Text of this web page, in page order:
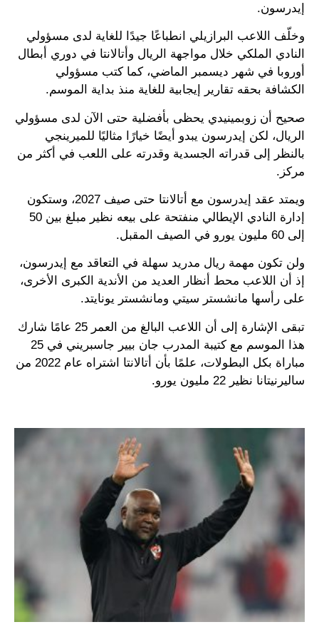
إيدرسون.
وخلّف اللاعب البرازيلي انطباعًا جيدًا للغاية لدى مسؤولي
النادي الملكي خلال مواجهة الريال وأتالانتا في دوري أبطال
أوروبا في شهر ديسمبر الماضي، كما كتب مسؤولي
الكشافة بحقه تقارير إيجابية للغاية منذ بداية الموسم.
صحيح أن زوبمينيدي يحظى بأفضلية حتى الآن لدى مسؤولي
الريال، لكن إيدرسون يبدو أيضًا خيارًا مثاليًا للميرينجي
بالنظر إلى قدراته الجسدية وقدرته على اللعب في أكثر من
مركز.
ويمتد عقد إيدرسون مع أتالانتا حتى صيف 2027، وستكون
إدارة النادي الإيطالي منفتحة على بيعه نظير مبلغ بين 50
إلى 60 مليون يورو في الصيف المقبل.
ولن تكون مهمة ريال مدريد سهلة في التعاقد مع إيدرسون،
إذ أن اللاعب محط أنظار العديد من الأندية الكبرى الأخرى،
على رأسها مانشستر سيتي ومانشستر يونايتد.
تبقى الإشارة إلى أن اللاعب البالغ من العمر 25 عامًا شارك
هذا الموسم مع كتيبة المدرب جان بيير جاسبريني في 25
مباراة بكل البطولات، علمًا بأن أتالانتا اشتراه عام 2022 من
ساليرنيتانا نظير 22 مليون يورو.